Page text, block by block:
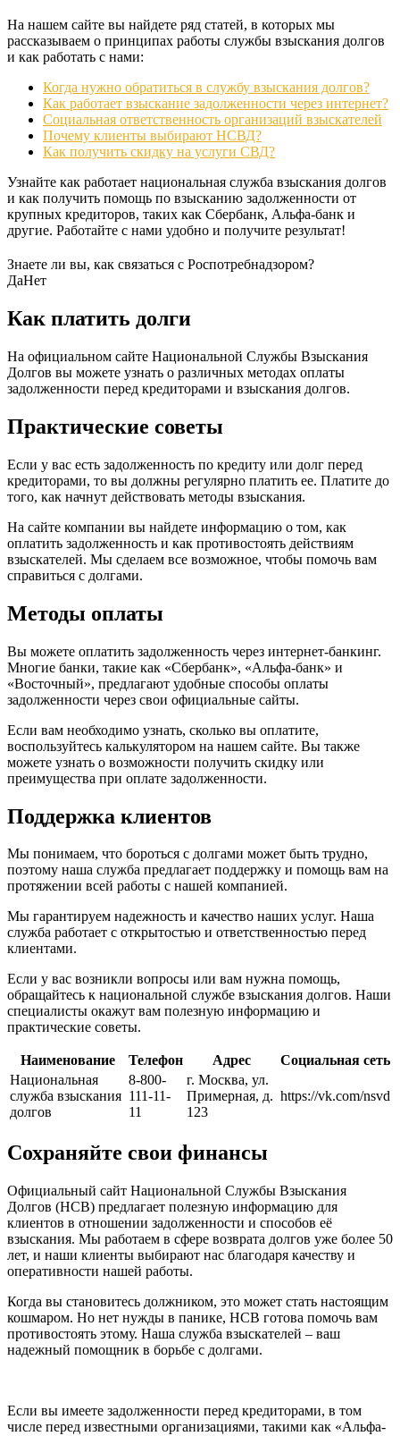
На нашем сайте вы найдете ряд статей, в которых мы
рассказываем о принципах работы службы взыскания долгов
и как работать с нами:
Когда нужно обратиться в службу взыскания долгов?
Как работает взыскание задолженности через интернет?
Социальная ответственность организаций взыскателей
Почему клиенты выбирают НСВД?
Как получить скидку на услуги СВД?
Узнайте как работает национальная служба взыскания долгов
и как получить помощь по взысканию задолженности от
крупных кредиторов, таких как Сбербанк, Альфа-банк и
другие. Работайте с нами удобно и получите результат!
Знаете ли вы, как связаться с Роспотребнадзором?
ДаНет
Как платить долги
На официальном сайте Национальной Службы Взыскания
Долгов вы можете узнать о различных методах оплаты
задолженности перед кредиторами и взыскания долгов.
Практические советы
Если у вас есть задолженность по кредиту или долг перед
кредиторами, то вы должны регулярно платить ее. Платите до
того, как начнут действовать методы взыскания.
На сайте компании вы найдете информацию о том, как
оплатить задолженность и как противостоять действиям
взыскателей. Мы сделаем все возможное, чтобы помочь вам
справиться с долгами.
Методы оплаты
Вы можете оплатить задолженность через интернет-банкинг.
Многие банки, такие как «Сбербанк», «Альфа-банк» и
«Восточный», предлагают удобные способы оплаты
задолженности через свои официальные сайты.
Если вам необходимо узнать, сколько вы оплатите,
воспользуйтесь калькулятором на нашем сайте. Вы также
можете узнать о возможности получить скидку или
преимущества при оплате задолженности.
Поддержка клиентов
Мы понимаем, что бороться с долгами может быть трудно,
поэтому наша служба предлагает поддержку и помощь вам на
протяжении всей работы с нашей компанией.
Мы гарантируем надежность и качество наших услуг. Наша
служба работает с открытостью и ответственностью перед
клиентами.
Если у вас возникли вопросы или вам нужна помощь,
обращайтесь к национальной службе взыскания долгов. Наши
специалисты окажут вам полезную информацию и
практические советы.
Наименование Телефон Адрес
Социальная сеть
Национальная
служба взыскания
долгов
8-800-
111-11-
11
г. Москва, ул.
Примерная, д.
123
https://vk.com/nsvd
Сохраняйте свои финансы
Официальный сайт Национальной Службы Взыскания
Долгов (НСВ) предлагает полезную информацию для
клиентов в отношении задолженности и способов её
взыскания. Мы работаем в сфере возврата долгов уже более 50
лет, и наши клиенты выбирают нас благодаря качеству и
оперативности нашей работы.
Когда вы становитесь должником, это может стать настоящим
кошмаром. Но нет нужды в панике, НСВ готова помочь вам
противостоять этому. Наша служба взыскателей – ваш
надежный помощник в борьбе с долгами.
Если вы имеете задолженности перед кредиторами, в том
числе перед известными организациями, такими как «Альфа-